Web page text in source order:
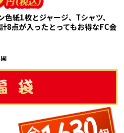
紙1枚とジャージ、Tシャツ、
8点が入ったとってもお得なFC会